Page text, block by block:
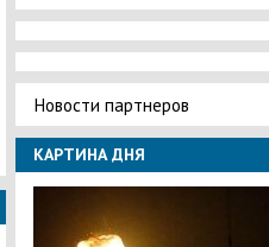
Новости партнеров
КАРТИНА ДНЯ